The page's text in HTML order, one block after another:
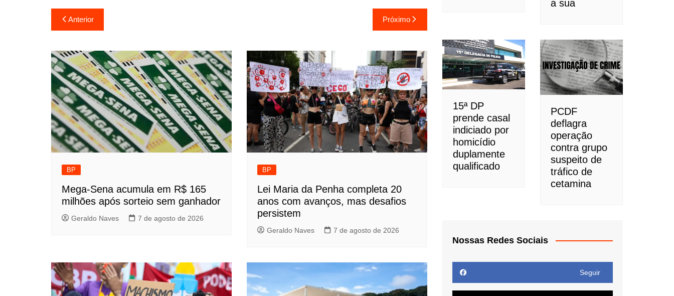
Navegação
de
Post
Anterior Próximo
BP
Mega-Sena acumula em R$ 165
milhões após sorteio sem ganhador
Geraldo Naves 7 de agosto de 2026
BP
Lei Maria da Penha completa 20
anos com avanços, mas desafios
persistem
Geraldo Naves 7 de agosto de 2026
a sua
15ª DP
prende casal
indiciado por
homicídio
duplamente
qualificado
PCDF
deflagra
operação
contra grupo
suspeito de
tráfico de
cetamina
Nossas Redes Sociais
Seguir